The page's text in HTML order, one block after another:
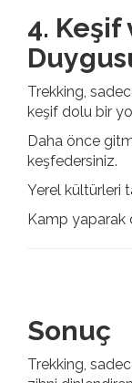
4. Keşif
Trekking,
keşif dolu bir
Daha önce
keşfedersiniz.
Yerel kültürleri
Kamp yaparak
Sonuç
Trekking,